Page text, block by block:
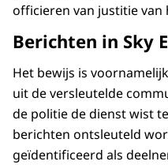
officieren van justitie van
Berichten in Sky
Het bewijs is
uit de versleutelde
de politie de dienst wist
berichten ontsleuteld
geïdentificeerd als